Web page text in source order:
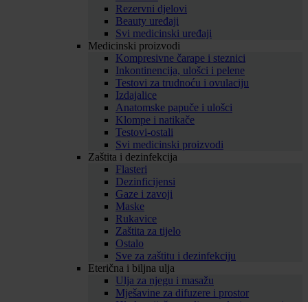
Rezervni djelovi
Beauty uređaji
Svi medicinski uređaji
Medicinski proizvodi
Kompresivne čarape i steznici
Inkontinencija, ulošci i pelene
Testovi za trudnoću i ovulaciju
Izdajalice
Anatomske papuče i ulošci
Klompe i natikače
Testovi-ostali
Svi medicinski proizvodi
Zaštita i dezinfekcija
Flasteri
Dezinficijensi
Gaze i zavoji
Maske
Rukavice
Zaštita za tijelo
Ostalo
Sve za zaštitu i dezinfekciju
Eterična i biljna ulja
Ulja za njegu i masažu
Mješavine za difuzere i prostor